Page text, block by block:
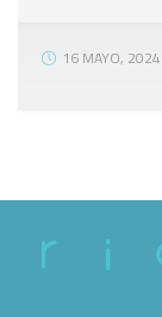
16 MAYO, 2024